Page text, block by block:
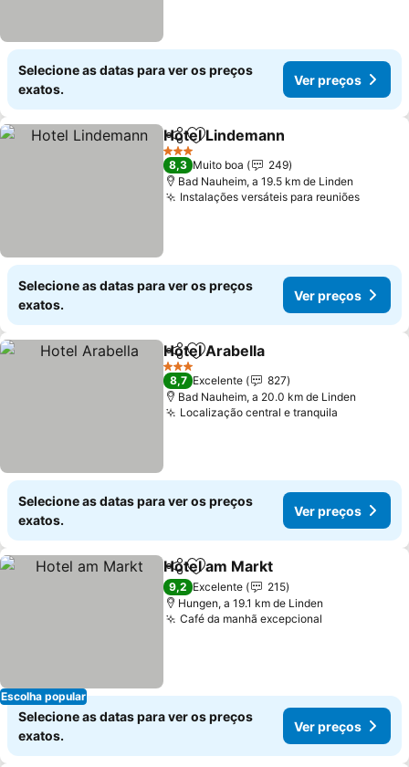
Selecione as datas para ver os preços
exatos.
Ver preços
PartilharAdicionar aos favoritos
Hotel Lindemann
3 Estrelas
8,3 Muito boa
249
Bad Nauheim, a 19.5 km de Linden
Instalações versáteis para reuniõesVer
Selecione as datas para ver os preços
exatos.
Ver preços
PartilharAdicionar aos favoritos
Hotel Arabella
3 Estrelas
8,7 Excelente
827
Bad Nauheim, a 20.0 km de Linden
Localização central e tranquila
Selecione as datas para ver os preços
exatos.
Ver preços
Escolha popular
PartilharAdicionar aos favoritos
Hotel am Markt
9,2 Excelente
215
Hungen, a 19.1 km de Linden
Café da manhã excepcional
Selecione as datas para ver os preços
exatos.
Ver preços